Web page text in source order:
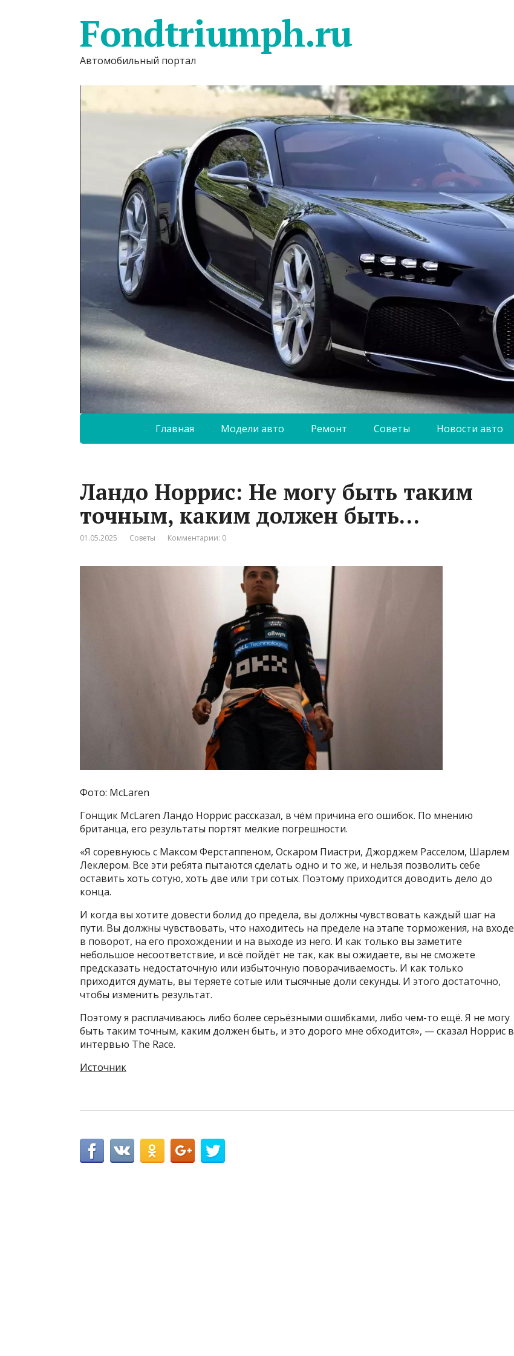
Fondtriumph.ru
Автомобильный портал
Главная Модели авто Ремонт Советы Новости авто
Ландо Норрис: Не могу быть таким
точным, каким должен быть…
01.05.2025 Советы Комментарии: 0
Фото: McLaren
Гонщик McLaren Ландо Норрис рассказал, в чём причина его ошибок. По мнению
британца, его результаты портят мелкие погрешности.
«Я соревнуюсь с Максом Ферстаппеном, Оскаром Пиастри, Джорджем Расселом, Шарлем
Леклером. Все эти ребята пытаются сделать одно и то же, и нельзя позволить себе
оставить хоть сотую, хоть две или три сотых. Поэтому приходится доводить дело до
конца.
И когда вы хотите довести болид до предела, вы должны чувствовать каждый шаг на
пути. Вы должны чувствовать, что находитесь на пределе на этапе торможения, на входе
в поворот, на его прохождении и на выходе из него. И как только вы заметите
небольшое несоответствие, и всё пойдёт не так, как вы ожидаете, вы не сможете
предсказать недостаточную или избыточную поворачиваемость. И как только
приходится думать, вы теряете сотые или тысячные доли секунды. И этого достаточно,
чтобы изменить результат.
Поэтому я расплачиваюсь либо более серьёзными ошибками, либо чем-то ещё. Я не могу
быть таким точным, каким должен быть, и это дорого мне обходится», — сказал Норрис в
интервью The Race.
Источник